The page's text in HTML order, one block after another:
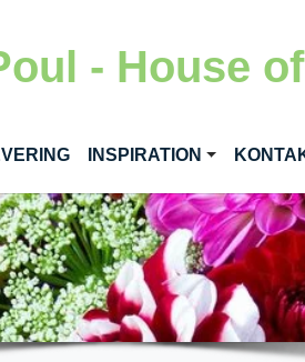
- House
INSPIRATION